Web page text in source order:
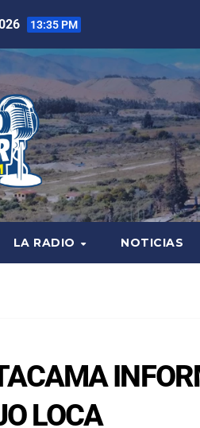
13:35 PM
LA RADIO NOTICIAS
LOCA